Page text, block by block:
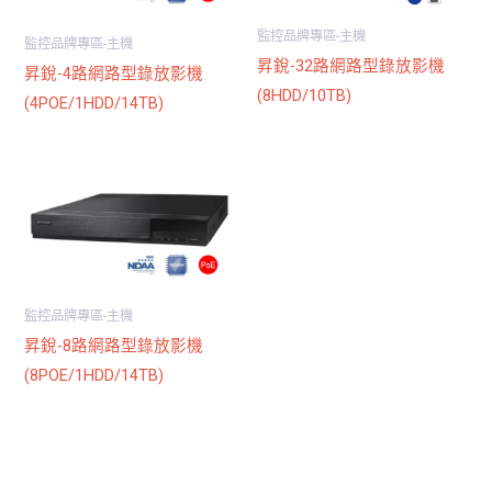
監控品牌專區-主機
昇銳-4路網路型錄放影機
(4POE/1HDD/14TB)
監控品牌專區-主機
昇銳-32路網路型錄放影機
(8HDD/10TB)
監控品牌專區-主機
昇銳-8路網路型錄放影機
(8POE/1HDD/14TB)